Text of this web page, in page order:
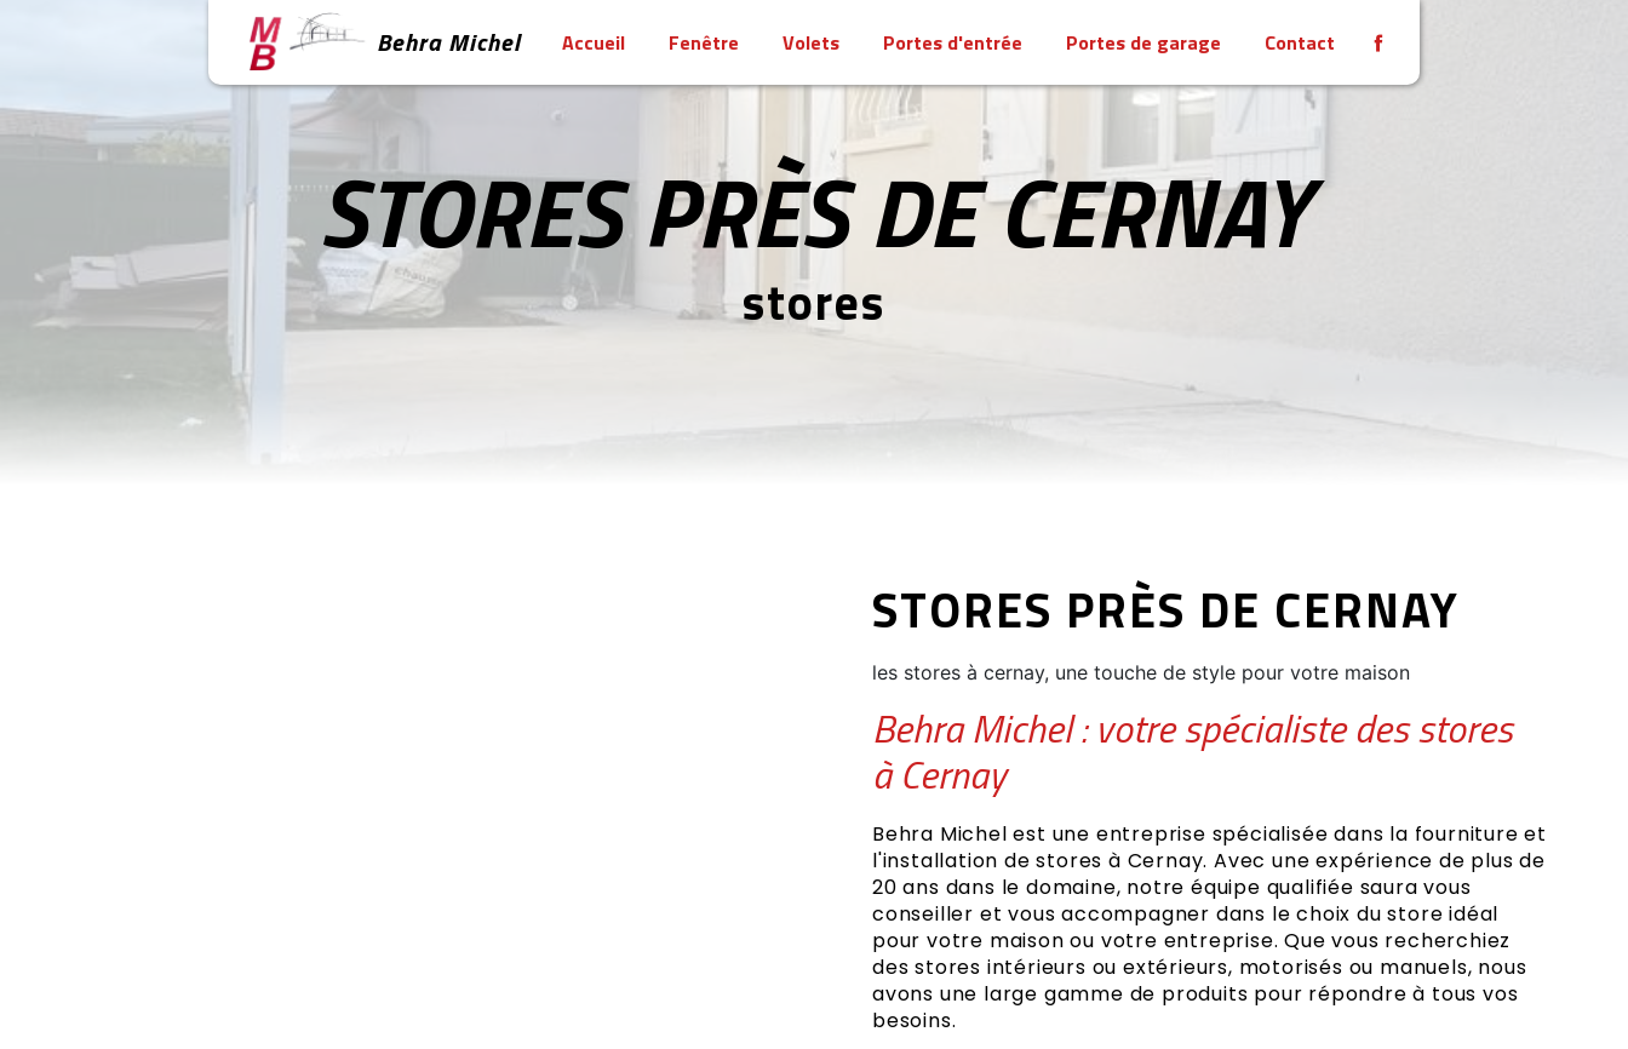
Behra Michel Accueil Fenêtre Volets Portes d'entrée Portes de garage Contact
STORES PRÈS DE CERNAY
stores
STORES PRÈS DE CERNAY
les stores à cernay, une touche de style pour votre maison
Behra Michel : votre spécialiste des stores
à Cernay
Behra Michel est une entreprise spécialisée dans la fourniture et
l'installation de stores à Cernay. Avec une expérience de plus de
20 ans dans le domaine, notre équipe qualifiée saura vous
conseiller et vous accompagner dans le choix du store idéal
pour votre maison ou votre entreprise. Que vous recherchiez
des stores intérieurs ou extérieurs, motorisés ou manuels, nous
avons une large gamme de produits pour répondre à tous vos
besoins.
Panneau de gestion des cookies